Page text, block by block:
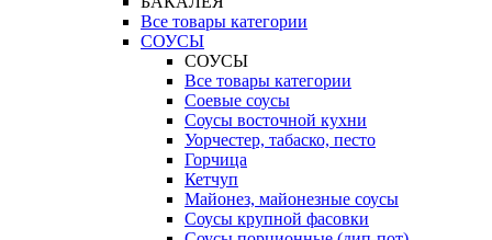
Все товары категории
СОУСЫ
СОУСЫ
Все товары категории
Соевые соусы
Соусы восточной кухни
Уорчестер, табаско, песто
Горчица
Кетчуп
Майонез, майонезные соусы
Соусы крупной фасовки